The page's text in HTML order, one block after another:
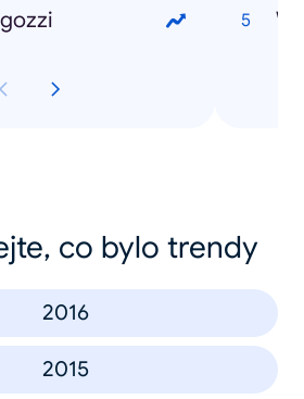
co bylo trendy
2016
2015